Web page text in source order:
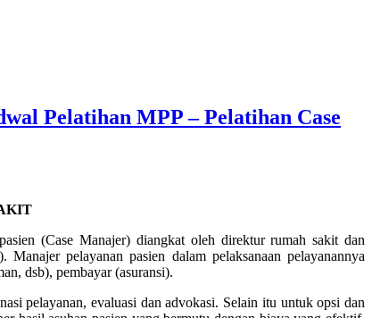
Pelatihan MPP – Pelatihan Case
(Case Manajer) diangkat oleh direktur rumah sakit dan
pelayanan pasien dalam pelaksanaan pelayanannya
dsb), pembayar (asuransi).
pelayanan, evaluasi dan advokasi. Selain itu untuk opsi dan